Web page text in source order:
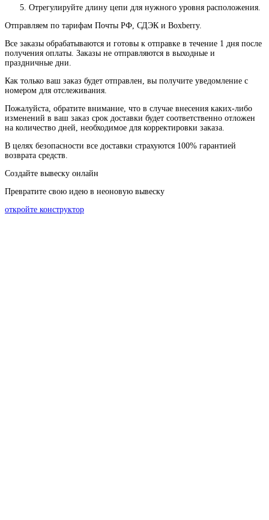
Отрегулируйте длину цепи для нужного уровня расположения.
Отправляем по тарифам Почты РФ, СДЭК и Boxberry.
Все заказы обрабатываются и готовы к отправке в течение 1 дня после
получения оплаты Заказы не отправляются в выходные и
праздничные дни
Как только ваш заказ будет отправлен вы получите уведомление с
номером для отслеживания
Пожалуйста , обратите внимание что в случае внесения каких-либо
изменений в ваш заказ срок доставки будет соответственно отложен
на количество дней необходимое для корректировки заказа
В целях безопасности все доставки страхуются 100% гарантией
возврата средств.
Создайте вывеску онлайн
Превратите свою идею в неоновую вывеску
откройте конструктор